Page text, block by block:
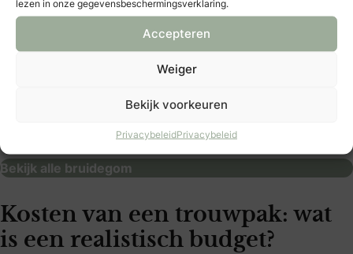
lezen in onze gegevensbeschermingsverklaring.
Accepteren
Weiger
Bekijk voorkeuren
PrivacybeleidPrivacybeleid
Bekijk alle bruidegom
Kosten van een trouwpak: wat
is een realistisch budget?